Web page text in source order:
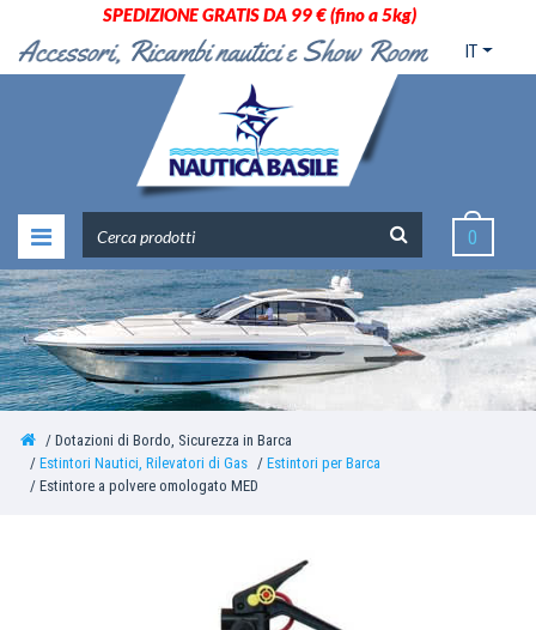
SPEDIZIONE GRATIS DA 99 € (fino a 5kg)
IT
0
Dotazioni di Bordo, Sicurezza in Barca
Estintori Nautici, Rilevatori di Gas
Estintori per Barca
Estintore a polvere omologato MED